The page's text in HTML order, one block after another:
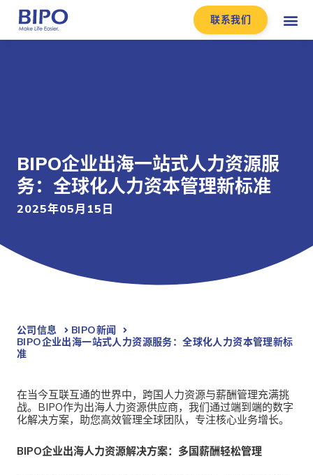
联系我们
BIPO企业出海一站式人力资源服
务：全球化人力资本管理新标准
2025年05月15日
公司信息
BIPO新闻​
BIPO企业出海一站式人力资源服务：全球化人力资本管理新标
准
在当今互联互通的世界中，跨国人力资源与薪酬管理充满挑
战。 BIPO作为出海人力资源供应商，我们通过端到端的数字
化解决方案，助您高效管理全球团队，专注核心业务增长。
BIPO企业出海人力资源解决方案：多国薪酬轻松管理